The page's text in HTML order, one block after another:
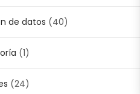
de datos (40)
(1)
(24)